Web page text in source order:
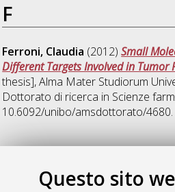
Questo sito
F
Ferroni, Claudia (2012)Small
Different Targets Involved in Tumor
thesis], Alma Mater Studiorum
Dottorato di ricerca in Scienze
10.6092/unibo/amsdottorato/4680.
M